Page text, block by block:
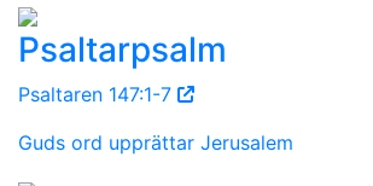
Psaltarpsalm
Psaltaren 147:1-7
Guds ord upprättar Jerusalem